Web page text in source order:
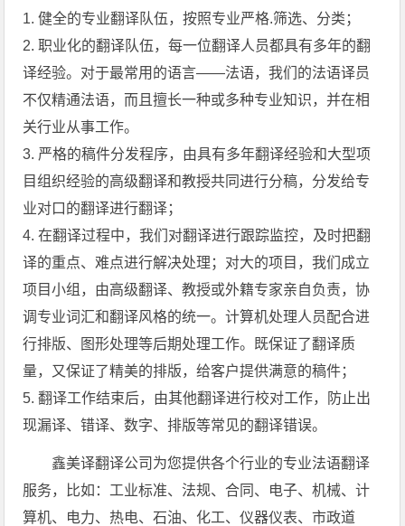
1. 健全的专业翻译队伍，按照专业严格.筛选、分类；
2. 职业化的翻译队伍，每一位翻译人员都具有多年的翻
译经验。对于最常用的语言——法语，我们的法语译员
不仅精通法语，而且擅长一种或多种专业知识，并在相
关行业从事工作。
3. 严格的稿件分发程序，由具有多年翻译经验和大型项
目组织经验的高级翻译和教授共同进行分稿，分发给专
业对口的翻译进行翻译；
4. 在翻译过程中，我们对翻译进行跟踪监控，及时把翻
译的重点、难点进行解决处理；对大的项目，我们成立
项目小组，由高级翻译、教授或外籍专家亲自负责，协
调专业词汇和翻译风格的统一。计算机处理人员配合进
行排版、图形处理等后期处理工作。既保证了翻译质
量，又保证了精美的排版，给客户提供满意的稿件；
5. 翻译工作结束后，由其他翻译进行校对工作，防止出
现漏译、错译、数字、排版等常见的翻译错误。
鑫美译翻译公司为您提供各个行业的专业法语翻译
服务，比如：工业标准、法规、合同、电子、机械、计
算机、电力、热电、石油、化工、仪器仪表、市政道